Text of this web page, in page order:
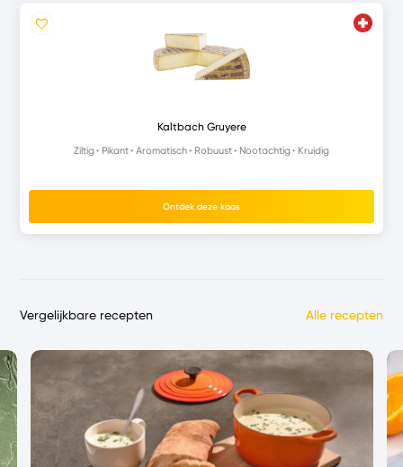
Kaltbach Gruyere
Ziltig Pikant Aromatisch Robuust Nootachtig Kruidig
Ontdek deze kaas
Vergelijkbare recepten Alle recepten